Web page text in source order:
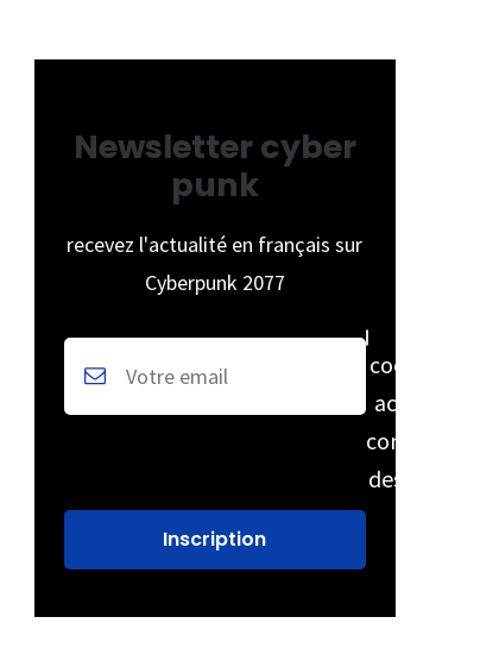
Newsletter cyber
punk
recevez l'actualité en français sur
Cyberpunk 2077
cochez pour
accepter la
conservation
des données